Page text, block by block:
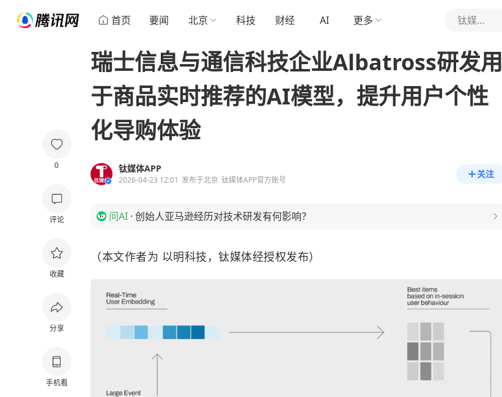
首页 要闻 北京 科技 财经 AI 更多 钛媒体APP
0
评论
收藏
分享
手机看
瑞士信息与通信科技企业Albatross研发用
于商品实时推荐的AI模型，提升用户个性
化导购体验
钛媒体APP
2026-04-23 12:01 发布于北京 钛媒体APP官方账号
关注
问AI · 创始人亚马逊经历对技术研发有何影响？
（本文作者为 以明科技，钛媒体经授权发布）